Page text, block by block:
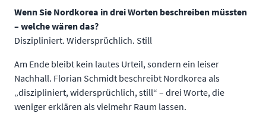
Wenn Sie Nordkorea in drei Worten beschreiben müssten
– welche wären das?
Diszipliniert. Widersprüchlich. Still
Am Ende bleibt kein lautes Urteil, sondern ein leiser
Nachhall. Florian Schmidt beschreibt Nordkorea als
„diszipliniert, widersprüchlich, still“ – drei Worte, die
weniger erklären als vielmehr Raum lassen.